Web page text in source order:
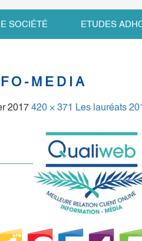
SOCIÉTÉ ETUDES
MEDIA
2017 420 × 371 Les lauréats